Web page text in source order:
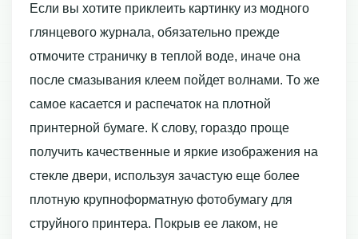
Если вы хотите приклеить картинку из модного
глянцевого журнала, обязательно прежде
отмочите страничку в теплой воде, иначе она
после смазывания клеем пойдет волнами. То же
самое касается и распечаток на плотной
принтерной бумаге. К слову, гораздо проще
получить качественные и яркие изображения на
стекле двери, используя зачастую еще более
плотную крупноформатную фотобумагу для
струйного принтера. Покрыв ее лаком, не